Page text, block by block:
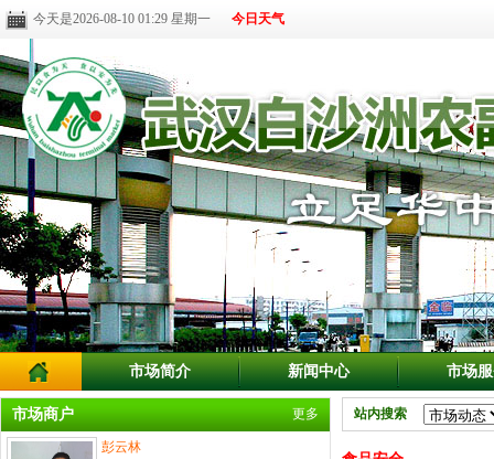
今天是2026-08-10 01:29 星期一 今日天气
市场简介 新闻中心 市场
市场商户 更多
彭云林
站内搜索